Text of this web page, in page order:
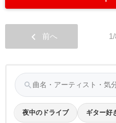
chevron_left 前へ
search
夜中のドライブ ギター好